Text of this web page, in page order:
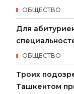
ОБЩЕСТВО
Для
ОБЩЕСТВО
Троих
Ташкентом